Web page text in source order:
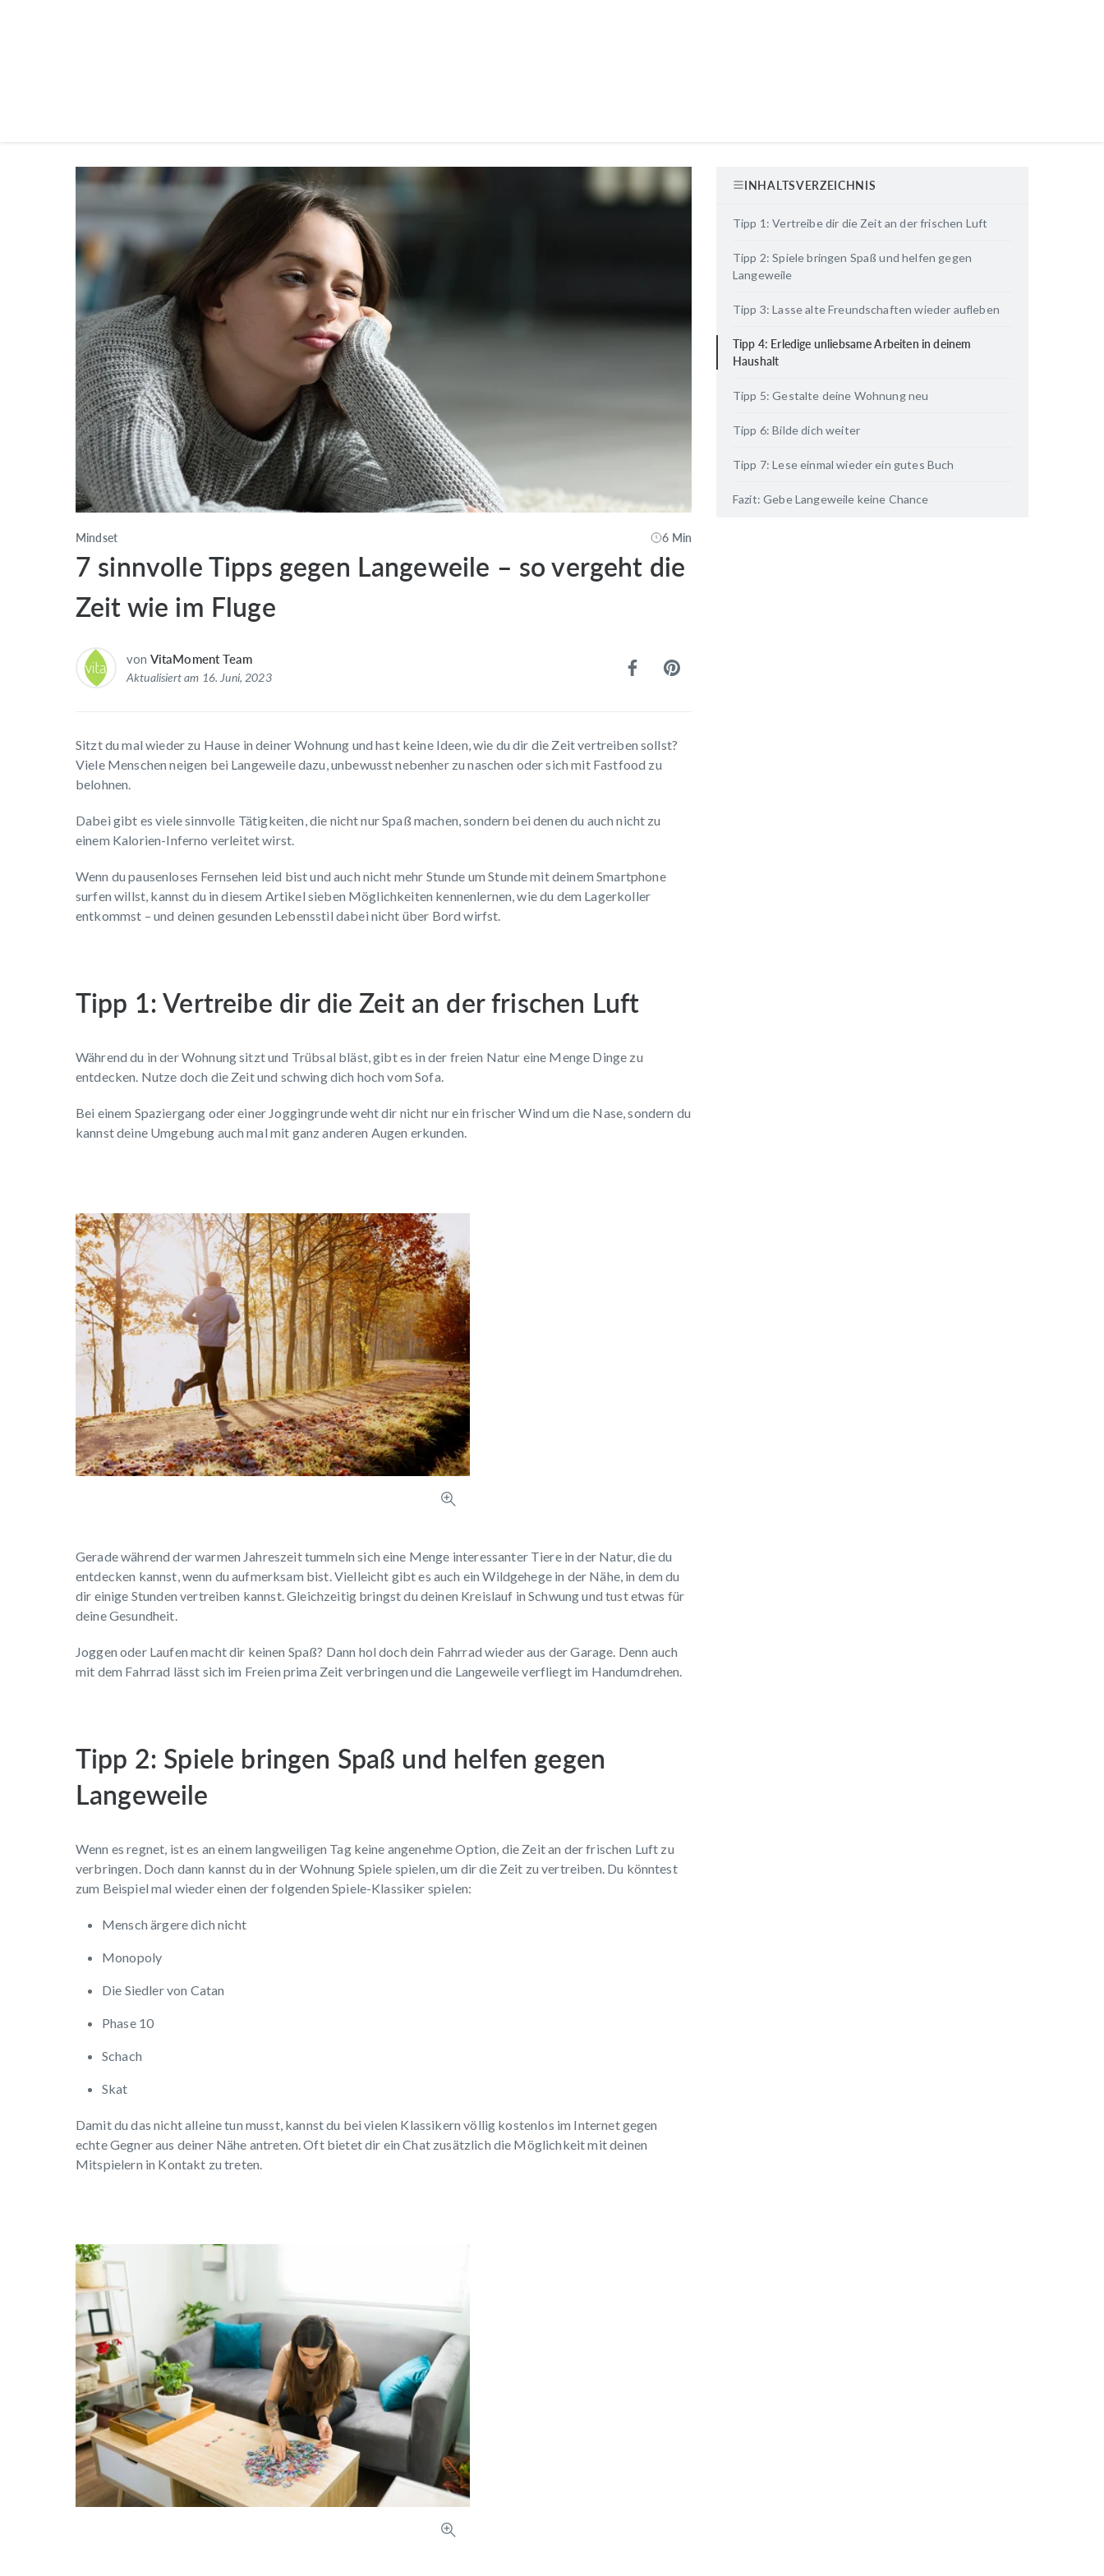
Mindset 6 Min
7 sinnvolle Tipps gegen Langeweile – so vergeht die
Zeit wie im Fluge
von VitaMoment Team
Aktualisiert am 16. Juni, 2023
Sitzt du mal wieder zu Hause in deiner Wohnung und hast keine Ideen, wie du dir die Zeit vertreiben sollst?
Viele Menschen neigen bei Langeweile dazu, unbewusst nebenher zu naschen oder sich mit Fastfood zu
belohnen.
Dabei gibt es viele sinnvolle Tätigkeiten, die nicht nur Spaß machen, sondern bei denen du auch nicht zu
einem Kalorien-Inferno verleitet wirst.
Wenn du pausenloses Fernsehen leid bist und auch nicht mehr Stunde um Stunde mit deinem Smartphone
surfen willst, kannst du in diesem Artikel sieben Möglichkeiten kennenlernen, wie du dem Lagerkoller
entkommst – und deinen gesunden Lebensstil dabei nicht über Bord wirfst.
Tipp 1: Vertreibe dir die Zeit an der frischen Luft
Während du in der Wohnung sitzt und Trübsal bläst, gibt es in der freien Natur eine Menge Dinge zu
entdecken. Nutze doch die Zeit und schwing dich hoch vom Sofa.
Bei einem Spaziergang oder einer Joggingrunde weht dir nicht nur ein frischer Wind um die Nase, sondern du
kannst deine Umgebung auch mal mit ganz anderen Augen erkunden.
Gerade während der warmen Jahreszeit tummeln sich eine Menge interessanter Tiere in der Natur, die du
entdecken kannst, wenn du aufmerksam bist. Vielleicht gibt es auch ein Wildgehege in der Nähe, in dem du
dir einige Stunden vertreiben kannst. Gleichzeitig bringst du deinen Kreislauf in Schwung und tust etwas für
deine Gesundheit.
Joggen oder Laufen macht dir keinen Spaß? Dann hol doch dein Fahrrad wieder aus der Garage. Denn auch
mit dem Fahrrad lässt sich im Freien prima Zeit verbringen und die Langeweile verfliegt im Handumdrehen.
Tipp 2: Spiele bringen Spaß und helfen gegen
Langeweile
Wenn es regnet, ist es an einem langweiligen Tag keine angenehme Option, die Zeit an der frischen Luft zu
verbringen. Doch dann kannst du in der Wohnung Spiele spielen, um dir die Zeit zu vertreiben. Du könntest
zum Beispiel mal wieder einen der folgenden Spiele-Klassiker spielen:
Mensch ärgere dich nicht
Monopoly
Die Siedler von Catan
Phase 10
Schach
Skat
Damit du das nicht alleine tun musst, kannst du bei vielen Klassikern völlig kostenlos im Internet gegen
echte Gegner aus deiner Nähe antreten. Oft bietet dir ein Chat zusätzlich die Möglichkeit mit deinen
Mitspielern in Kontakt zu treten.
INHALTSVERZEICHNIS
Tipp 1: Vertreibe dir die Zeit an der frischen Luft
Tipp 2: Spiele bringen Spaß und helfen gegen
Langeweile
Tipp 3: Lasse alte Freundschaften wieder aufleben
Tipp 4: Erledige unliebsame Arbeiten in deinem
Haushalt
Tipp 5: Gestalte deine Wohnung neu
Tipp 6: Bilde dich weiter
Tipp 7: Lese einmal wieder ein gutes Buch
Fazit: Gebe Langeweile keine Chance